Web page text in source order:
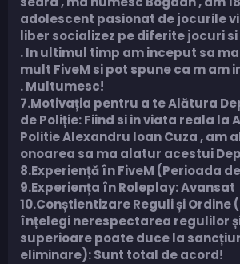
adolescent pasionat de jocurile
liber socializez pe diferite jocuri
. In ultimul timp am inceput sa
mult FiveM si pot spune ca m am
. Multumesc!
7.Motivația pentru a te Alătura
de Poliție: Fiind si in viata reala la
Politie Alexandru Ioan Cuza , am
onoarea sa ma alatur acestui
8.Experiență în FiveM (Perioada
9.Experiența în Roleplay: Avansat
10.Conștientizare Reguli și Ordine
înțelegi nerespectarea regulilor
superioare poate duce la
eliminare): Sunt total de acord!